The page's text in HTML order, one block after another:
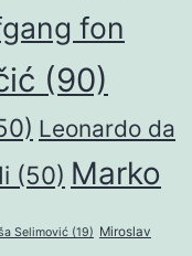
fon
(90)
Leonardo da
(50) Marko
Selimović (19) Miroslav